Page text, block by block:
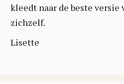
kleedt naar de beste versie
zichzelf.
Lisette